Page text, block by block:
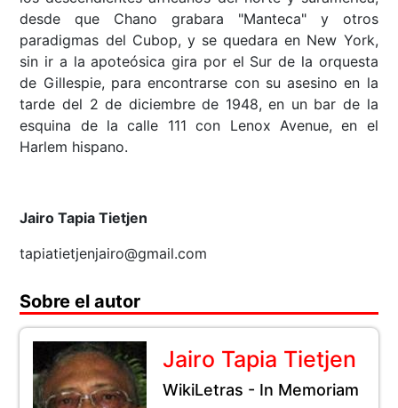
desde que Chano grabara "Manteca" y otros
paradigmas del Cubop, y se quedara en New York,
sin ir a la apoteósica gira por el Sur de la orquesta
de Gillespie, para encontrarse con su asesino en la
tarde del 2 de diciembre de 1948, en un bar de la
esquina de la calle 111 con Lenox Avenue, en el
Harlem hispano.
Jairo Tapia Tietjen
tapiatietjenjairo@gmail.com
Sobre el autor
Jairo Tapia Tietjen
WikiLetras - In Memoriam